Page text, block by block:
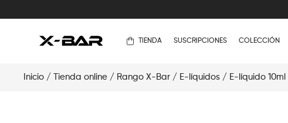
TIENDA SUSCRIPCIONES COLECCIÓN
Inicio / Tienda online / Rango X-Bar / E-líquidos / E-líquido 10ml